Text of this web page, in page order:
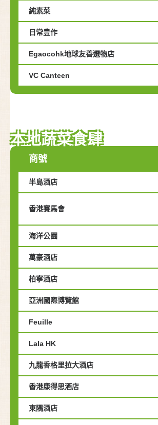
純素菜
日常豊作
Egaocohk地球友善選物店
VC Canteen
本地蔬菜食肆
商號
半島酒店
香港賽馬會
海洋公園
萬豪酒店
柏寧酒店
亞洲國際博覽館
Feuille
Lala HK
九龍香格里拉大酒店
香港康得思酒店
東隅酒店